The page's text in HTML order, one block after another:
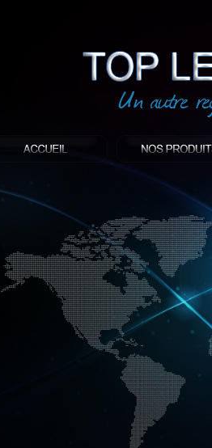
: Top led world
Produit décoratif led
Objet publicitaire led
éclairage blanc led
Enseigne publicitaire
Fabriquant et distributeur français
gamme à base de LED.
led, Topledworld, top led world, top
économie énergie, edf, lumière,